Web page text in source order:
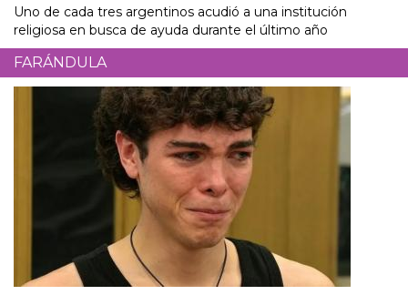
Uno de cada tres argentinos acudió a una institución
religiosa en busca de ayuda durante el último año
FARÁNDULA